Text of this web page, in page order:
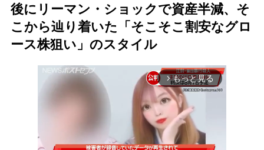
後にリーマン・ショックで資産半減、そ
こから辿り着いた「そこそこ割安なグロ
ース株狙い」のスタイル
arrow_forward_ios もっと見る